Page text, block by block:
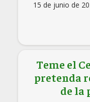
15 de junio de
Teme el
pretenda
de la